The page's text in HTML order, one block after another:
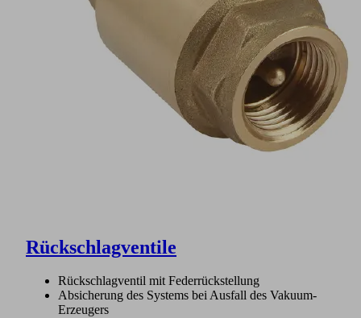
Rückschlagventile
Rückschlagventil mit Federrückstellung
Absicherung des Systems bei Ausfall des Vakuum-
Erzeugers